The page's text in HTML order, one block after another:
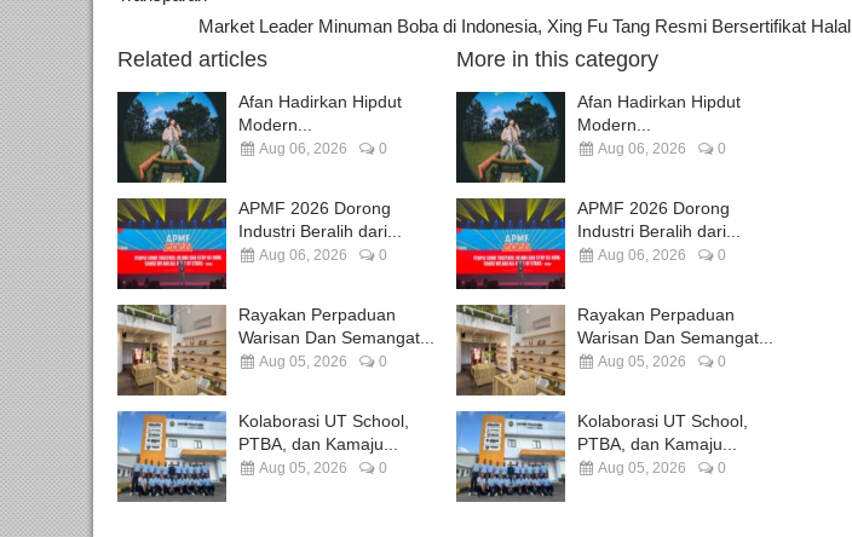
Market Leader Minuman Boba di Indonesia, Xing Fu Tang Resmi Bersertifikat Halal
Related articles
Afan Hadirkan Hipdut
Modern...
Aug 06, 2026 0
APMF 2026 Dorong
Industri Beralih dari...
Aug 06, 2026 0
Rayakan Perpaduan
Warisan Dan Semangat...
Aug 05, 2026 0
Kolaborasi UT School,
PTBA, dan Kamaju...
Aug 05, 2026 0
More in this category
Afan Hadirkan Hipdut
Modern...
Aug 06, 2026 0
APMF 2026 Dorong
Industri Beralih dari...
Aug 06, 2026 0
Rayakan Perpaduan
Warisan Dan Semangat...
Aug 05, 2026 0
Kolaborasi UT School,
PTBA, dan Kamaju...
Aug 05, 2026 0